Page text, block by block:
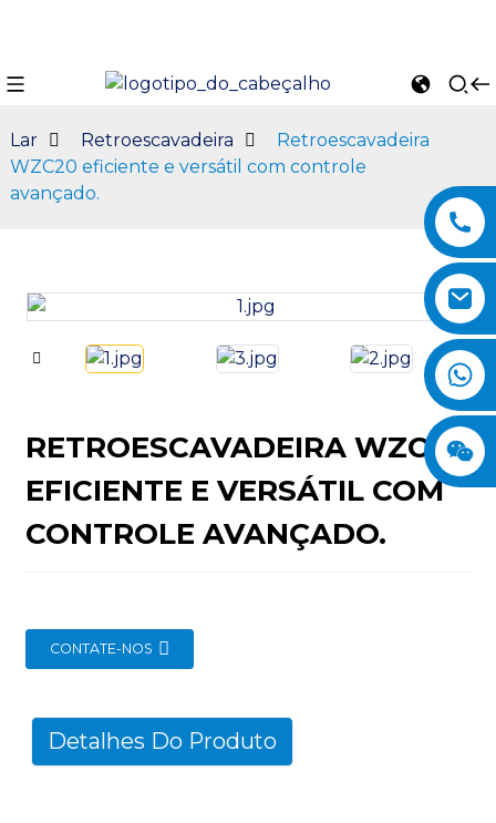
Lar Retroescavadeira
Retroescavadeira
WZC20 eficiente e versátil com controle
avançado.
RETROESCAVADEIRA WZC20
EFICIENTE E VERSÁTIL COM
CONTROLE AVANÇADO.
CONTATE-NOS
Detalhes Do Produto